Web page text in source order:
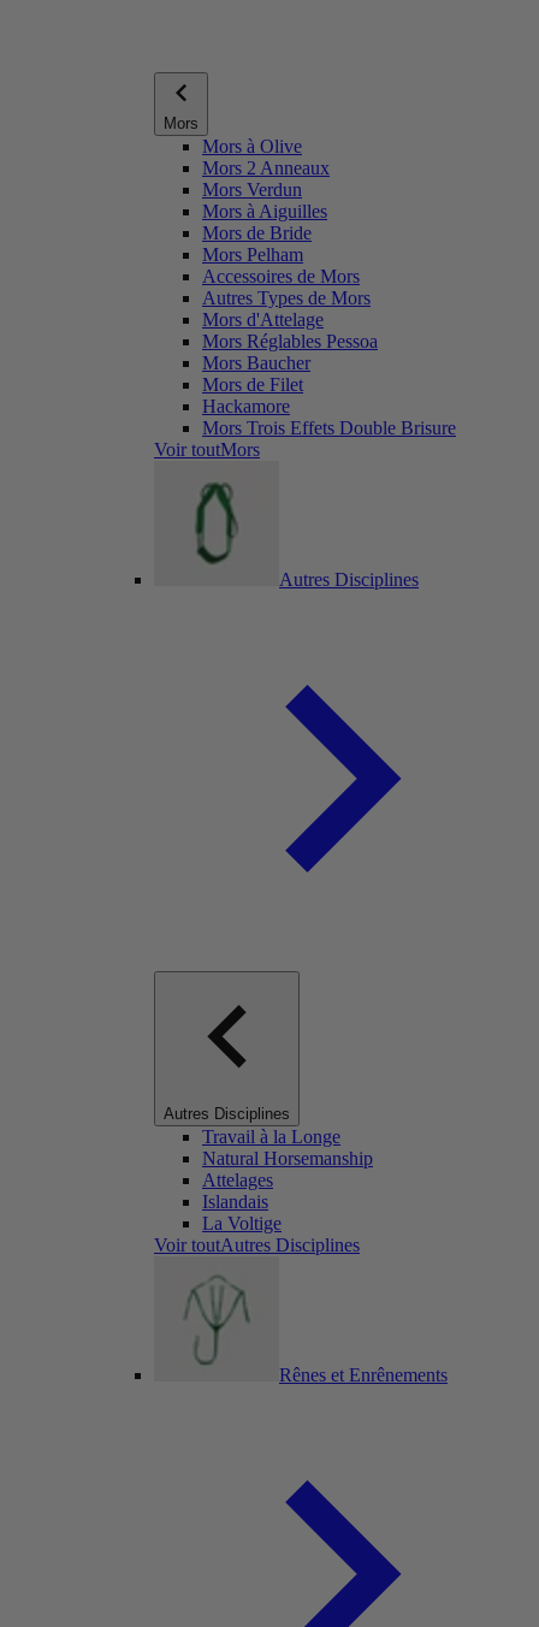
Mors
Mors à Olive
Mors 2 Anneaux
Mors Verdun
Mors à Aiguilles
Mors de Bride
Mors Pelham
Accessoires de Mors
Autres Types de Mors
Mors d'Attelage
Mors Réglables Pessoa
Mors Baucher
Mors de Filet
Hackamore
Mors Trois Effets Double Brisure
Voir toutMors
Autres Disciplines
Autres Disciplines
Travail à la Longe
Natural Horsemanship
Attelages
Islandais
La Voltige
Voir toutAutres Disciplines
Rênes et Enrênements